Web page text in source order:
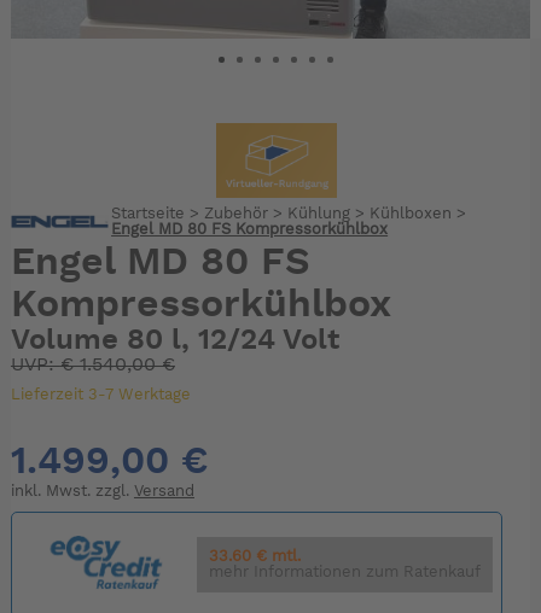
Startseite > Zubehör > Kühlung > Kühlboxen >
Engel MD 80 FS Kompressorkühlbox
Engel MD 80 FS
Kompressorkühlbox
Volume 80 l, 12/24 Volt
UVP:€1.540,00 €
Lieferzeit 3-7 Werktage
1.499,00 €
inkl. Mwst. zzgl. Versand
33.60 € mtl.
mehr Informationen zum Ratenkauf